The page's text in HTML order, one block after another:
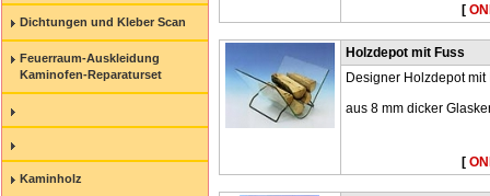
Dichtungen und Kleber Scan
Feuerraum-Auskleidung
Kaminofen-Reparaturset
Kaminholz
[
Holzdepot mit Fuss
Designer Holzdepot mit
aus 8 mm dicker
[